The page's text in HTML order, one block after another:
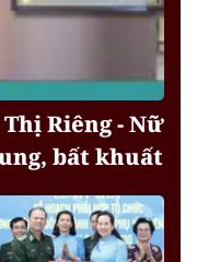
Riêng - Nữ
bất khuất